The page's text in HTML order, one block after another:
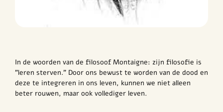
In de woorden van de filosoof Montaigne: zijn filosofie is
"leren sterven." Door ons bewust te worden van de dood en
deze te integreren in ons leven, kunnen we niet alleen
beter rouwen, maar ook vollediger leven.